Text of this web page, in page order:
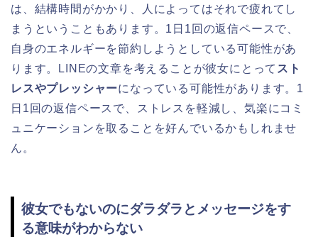
は、結構時間がかかり、人によってはそれで疲れてし
まうということもあります。1日1回の返信ペースで、
自身のエネルギーを節約しようとしている可能性があ
ります。LINEの文章を考えることが彼女にとって スト
レスやプレッシャーになっている可能性があります。1
日1回の返信ペースで、ストレスを軽減し、気楽にコミ
ュニケーションを取ることを好んでいるかもしれませ
ん。
彼女でもないのにダラダラとメッセージをす
る意味がわからない